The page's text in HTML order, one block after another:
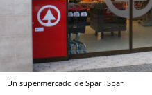
Un supermercado de Spar Spar